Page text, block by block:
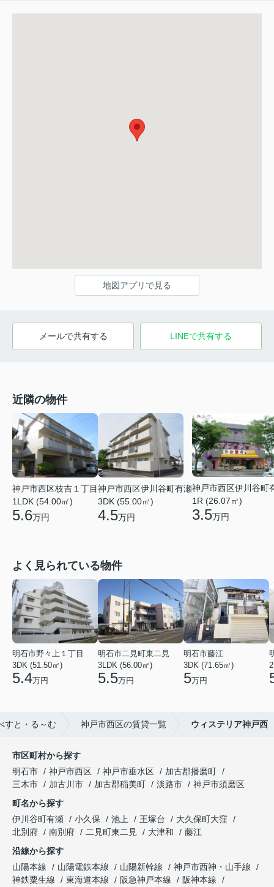
地図アプリで見る
メールで共有する LINEで共有する
近隣の物件
神戸市西区枝吉１丁目
1LDK (54.00㎡)
5.6万円
神戸市西区伊川谷町有瀬
3DK (55.00㎡)
4.5万円
神戸市西区伊川谷町
1R (26.07㎡)
3.5万円
よく見られている物件
明石市野々上１丁目
3DK (51.50㎡)
5.4万円
明石市二見町東二見
3LDK (56.00㎡)
5.5万円
明石市藤江
3DK (71.65㎡)
5万円
すと・る～む 神戸市西区の賃貸一覧 ウィステリア神戸西
市区町村から探す
明石市
神戸市西区 神戸市垂水区
加古郡播磨町
三木市
加古川市 加古郡稲美町 淡路市
神戸市須磨区
町名から探す
伊川谷町有瀬
小久保 池上 王塚台
大久保町大窪
北別府
南別府 二見町東二見 大津和
藤江
沿線から探す
山陽本線
山陽電鉄本線 山陽新幹線
神戸市西神・山手線
神鉄粟生線
東海道本線 阪急神戸本線
阪神本線